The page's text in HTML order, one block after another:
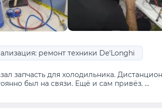
ремонт техники De'Longhi
запчасть для холодильника.
был на связи. Ещё и сам привёз. ...